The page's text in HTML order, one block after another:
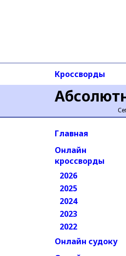
Кроссворды
Главная
Онлайн
кроссворды
2026
2025
2024
2023
2022
Онлайн судоку